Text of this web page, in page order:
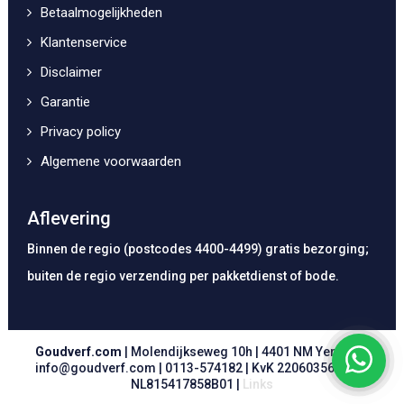
Betaalmogelijkheden
Klantenservice
Disclaimer
Garantie
Privacy policy
Algemene voorwaarden
Aflevering
Binnen de regio (postcodes 4400-4499) gratis bezorging;
buiten de regio verzending per pakketdienst of bode.
Goudverf.com | Molendijkseweg 10h | 4401 NM Yerseke |
info@goudverf.com
0113-574182| KvK 22060356 | BTW
NL815417858B01 |
Links